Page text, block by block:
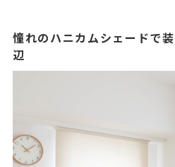
憧れのハニカムシェードで
辺